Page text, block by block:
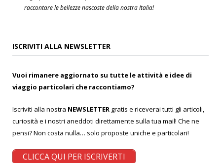
raccontare le bellezze nascoste della nostra Italia!
ISCRIVITI ALLA NEWSLETTER
Vuoi rimanere aggiornato su tutte le attività e idee di
viaggio particolari che raccontiamo?
Iscriviti alla nostra NEWSLETTER gratis e riceverai tutti gli articoli,
curiosità e i nostri aneddoti direttamente sulla tua mail! Che ne
pensi? Non costa nulla… solo proposte uniche e particolari!
CLICCA QUI PER ISCRIVERTI